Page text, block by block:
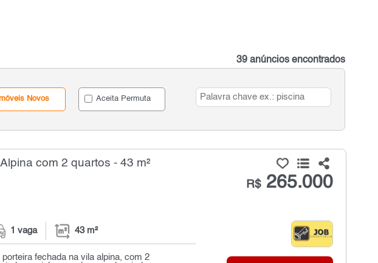
39 anúncios encontrados
Novos Aceita Permuta
com 2 quartos - 43 m²
R$265.000
1 vaga 43 m²
fechada na vila alpina, com 2